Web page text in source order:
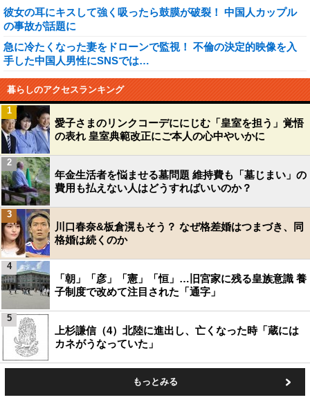
彼女の耳にキスして強く吸ったら鼓膜が破裂！ 中国人カップル
の事故が話題に
急に冷たくなった妻をドローンで監視！ 不倫の決定的映像を入
手した中国人男性にSNSでは…
暮らしのアクセスランキング
愛子さまのリンクコーデににじむ「皇室を担う」覚悟
の表れ 皇室典範改正にご本人の心中やいかに
1
年金生活者を悩ませる墓問題 維持費も「墓じまい」の
費用も払えない人はどうすればいいのか？
2
川口春奈&板倉滉もそう？ なぜ格差婚はつまづき、同
格婚は続くのか
3
「朝」「彦」「憲」「恒」…旧宮家に残る皇族意識 養
子制度で改めて注目された「通字」
4
上杉謙信（4）北陸に進出し、亡くなった時「蔵には
カネがうなっていた」
5
もっとみる